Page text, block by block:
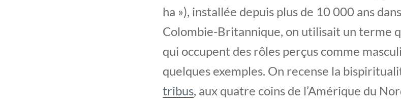
ha »), installée depuis plus de 10 000 ans
Colombie-Britannique, on utilisait un terme
qui occupent des rôles perçus comme
quelques exemples. On recense la
tribus, aux quatre coins de l’Amérique du